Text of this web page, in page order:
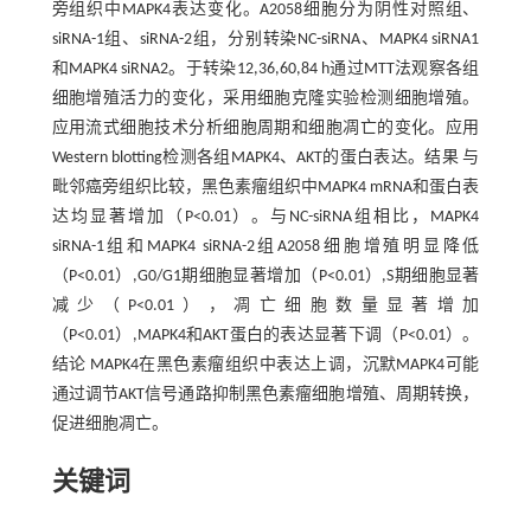
旁组织中MAPK4表达变化。A2058细胞分为阴性对照组、
siRNA-1组、siRNA-2组，分别转染NC-siRNA、MAPK4 siRNA1
和MAPK4 siRNA2。于转染12,36,60,84 h通过MTT法观察各组
细胞增殖活力的变化，采用细胞克隆实验检测细胞增殖。
应用流式细胞技术分析细胞周期和细胞凋亡的变化。应用
Western blotting检测各组MAPK4、AKT的蛋白表达。结果 与
毗邻癌旁组织比较，黑色素瘤组织中MAPK4 mRNA和蛋白表
达均显著增加（P<0.01）。与NC-siRNA组相比，MAPK4
siRNA-1组和MAPK4 siRNA-2组A2058细胞增殖明显降低
（P<0.01）,G0/G1期细胞显著增加（P<0.01）,S期细胞显著
减少（P<0.01），凋亡细胞数量显著增加
（P<0.01）,MAPK4和AKT蛋白的表达显著下调（P<0.01）。
结论 MAPK4在黑色素瘤组织中表达上调，沉默MAPK4可能
通过调节AKT信号通路抑制黑色素瘤细胞增殖、周期转换，
促进细胞凋亡。
关键词